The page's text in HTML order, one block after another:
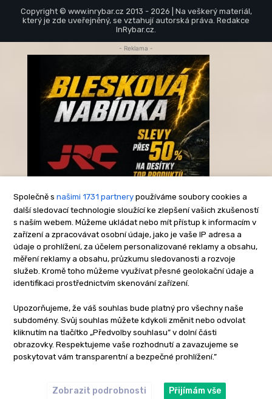
Copyright © www.inrybar.cz 2013 - 2026 | Na veškerý materiál,
který je zde uveřejněný, se vztahují autorská práva. Redakce
InRybar.cz.
Společně s našimi 1731 partnery používáme soubory cookies a
další sledovací technologie sloužící ke zlepšení vašich zkušeností
s naším webem. Můžeme ukládat nebo mít přístup k informacím v
zařízení a zpracovávat osobní údaje, jako je vaše IP adresa a
údaje o prohlížení, za účelem personalizované reklamy a obsahu,
měření reklamy a obsahu, průzkumu sledovanosti a rozvoje
služeb. Kromě toho můžeme využívat přesné geolokační údaje a
identifikaci prostřednictvím skenování zařízení.
Upozorňujeme, že váš souhlas bude platný pro všechny naše
subdomény. Svůj souhlas můžete kdykoli změnit nebo odvolat
kliknutím na tlačítko „Předvolby souhlasu” v dolní části
obrazovky. Respektujeme vaše rozhodnutí a zavazujeme se
poskytovat vám transparentní a bezpečné prohlížení.”
Zobrazit podrobnosti Přijímám vše
- Reklama -
-Reklama-